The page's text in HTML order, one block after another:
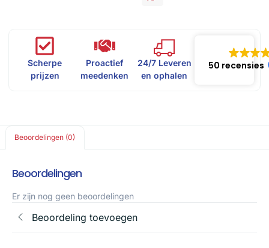
Scherpe
prijzen
Proactief
meedenken
24/7 Leveren
en ophalen
50 recensies
Beoordelingen (0)
Beoordelingen
Er zijn nog geen beoordelingen
Beoordeling toevoegen